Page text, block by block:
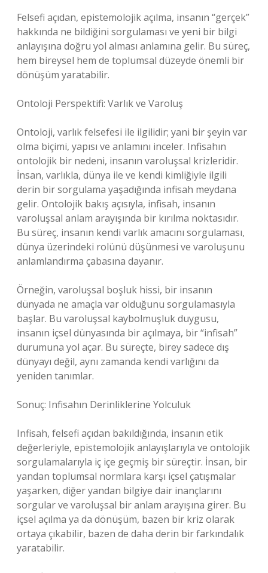
Felsefi açıdan, epistemolojik açılma, insanın “gerçek”
hakkında ne bildiğini sorgulaması ve yeni bir bilgi
anlayışına doğru yol alması anlamına gelir. Bu süreç,
hem bireysel hem de toplumsal düzeyde önemli bir
dönüşüm yaratabilir.
Ontoloji Perspektifi: Varlık ve Varoluş
Ontoloji, varlık felsefesi ile ilgilidir; yani bir şeyin var
olma biçimi, yapısı ve anlamını inceler. Infisahın
ontolojik bir nedeni, insanın varoluşsal krizleridir.
İnsan, varlıkla, dünya ile ve kendi kimliğiyle ilgili
derin bir sorgulama yaşadığında infisah meydana
gelir. Ontolojik bakış açısıyla, infisah, insanın
varoluşsal anlam arayışında bir kırılma noktasıdır.
Bu süreç, insanın kendi varlık amacını sorgulaması,
dünya üzerindeki rolünü düşünmesi ve varoluşunu
anlamlandırma çabasına dayanır.
Örneğin, varoluşsal boşluk hissi, bir insanın
dünyada ne amaçla var olduğunu sorgulamasıyla
başlar. Bu varoluşsal kaybolmuşluk duygusu,
insanın içsel dünyasında bir açılmaya, bir “infisah”
durumuna yol açar. Bu süreçte, birey sadece dış
dünyayı değil, aynı zamanda kendi varlığını da
yeniden tanımlar.
Sonuç: Infisahın Derinliklerine Yolculuk
Infisah, felsefi açıdan bakıldığında, insanın etik
değerleriyle, epistemolojik anlayışlarıyla ve ontolojik
sorgulamalarıyla iç içe geçmiş bir süreçtir. İnsan, bir
yandan toplumsal normlara karşı içsel çatışmalar
yaşarken, diğer yandan bilgiye dair inançlarını
sorgular ve varoluşsal bir anlam arayışına girer. Bu
içsel açılma ya da dönüşüm, bazen bir kriz olarak
ortaya çıkabilir, bazen de daha derin bir farkındalık
yaratabilir.